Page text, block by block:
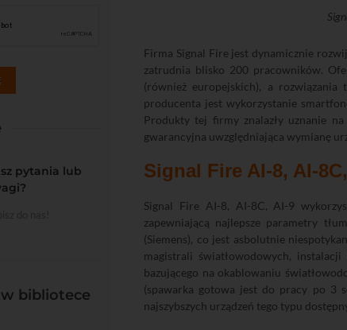
Firma Signal Fire jest dynamicznie
zatrudnia blisko 200 pracowników.
(również europejskich), a rozwiązania
producenta jest wykorzystanie
Produkty tej firmy znalazły uznanie
gwarancyjna uwzględniająca wymianę
Signal Fire AI-8, AI-
Signal Fire AI-8, AI-8C, AI-9
zapewniającą najlepsze parametry
(Siemens), co jest asbolutnie
magistrali światłowodowych,
bazującego na okablowaniu
(spawarka gotowa jest do pracy po 3
najszybszych urządzeń tego typu
pytania lub
bibliotece